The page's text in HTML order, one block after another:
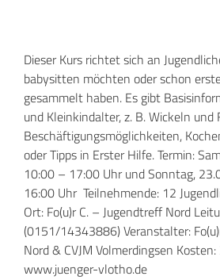
Dieser Kurs richtet sich an
babysitten möchten oder schon
gesammelt haben. Es gibt
und Kleinkindalter, z. B. Wickeln und
Beschäftigungsmöglichkeiten,
oder Tipps in Erster Hilfe. Termin:
10:00 – 17:00 Uhr und Sonntag,
16:00 Uhr Teilnehmende: 12
Ort: Fo(u)r C. – Jugendtreff Nord
(0151/14343886) Veranstalter:
Nord & CVJM Volmerdingsen
www.juenger-vlotho.de